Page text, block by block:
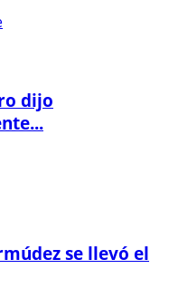
dijo
se llevó el